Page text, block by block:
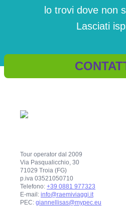
lo trovi dove non
Lasciati
Tour operator dal 2009
Via Pasqualicchio, 30
71029 Troia (FG)
p.iva 03521050710
Telefono: +39 0881 977323
E-mail: info@raemiviaggi.it
PEC: giannellisas@mypec.eu